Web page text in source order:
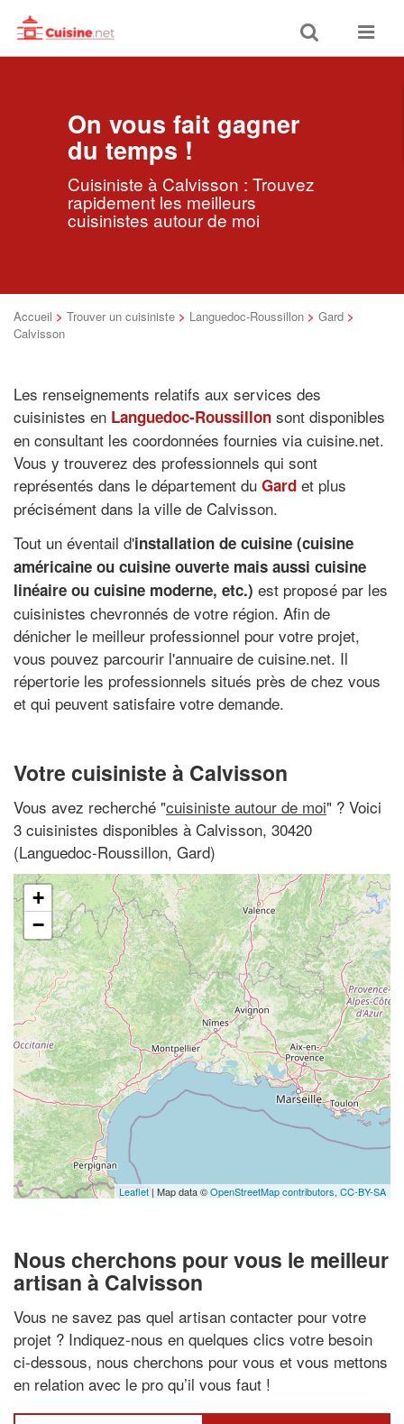
Toggle
search
Toggle
On vous fait gagner
du temps !
Cuisiniste à Calvisson : Trouvez
rapidement les meilleurs
cuisinistes autour de moi
Accueil > Trouver un cuisiniste > Languedoc-Roussillon > Gard >
Calvisson
Les renseignements relatifs aux services des
cuisinistes en Languedoc-Roussillon sont disponibles
en consultant les coordonnées fournies via cuisine.net.
Vous y trouverez des professionnels qui sont
représentés dans le département du Gard et plus
précisément dans la ville de Calvisson.
Tout un éventail d'installation de cuisine (cuisine
américaine ou cuisine ouverte mais aussi cuisine
linéaire ou cuisine moderne, etc.) est proposé par les
cuisinistes chevronnés de votre région. Afin de
dénicher le meilleur professionnel pour votre projet,
vous pouvez parcourir l'annuaire de cuisine.net. Il
répertorie les professionnels situés près de chez vous
et qui peuvent satisfaire votre demande.
Votre cuisiniste à Calvisson
Vous avez recherché "cuisiniste autour de moi" ? Voici
3 cuisinistes disponibles à Calvisson, 30420
(Languedoc-Roussillon, Gard)
+
−
Leaflet | Map data ©OpenStreetMap contributors, CC-BY-SA
Nous cherchons pour vous le meilleur
artisan à Calvisson
Vous ne savez pas quel artisan contacter pour votre
projet ? Indiquez-nous en quelques clics votre besoin
ci-dessous, nous cherchons pour vous et vous mettons
en relation avec le pro qu’il vous faut !